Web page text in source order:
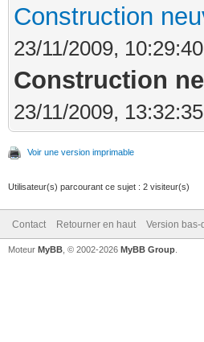
Construction
23/11/2009, 10:29:40
Construction
23/11/2009, 13:32:35
Voir une version imprimable
Utilisateur(s) parcourant ce sujet : 2 visiteur(s)
Contact Retourner en haut Version bas-
Moteur MyBB , © 2002-2026 MyBB Group